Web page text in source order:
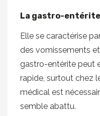
La gastro-entérite
Elle se caractérise
des vomissements
gastro-entérite peut
rapide, surtout chez
médical est
semble abattu.